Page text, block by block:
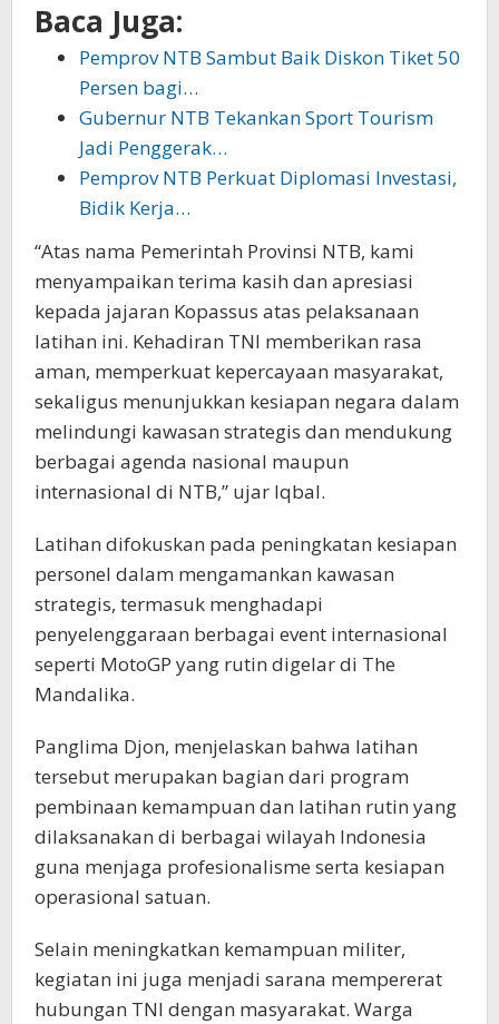
Baca Juga:
Pemprov NTB Sambut Baik Diskon Tiket 50
Persen bagi…
Gubernur NTB Tekankan Sport Tourism
Jadi Penggerak…
Pemprov NTB Perkuat Diplomasi Investasi,
Bidik Kerja…
“Atas nama Pemerintah Provinsi NTB, kami
menyampaikan terima kasih dan apresiasi
kepada jajaran Kopassus atas pelaksanaan
latihan ini. Kehadiran TNI memberikan rasa
aman, memperkuat kepercayaan masyarakat,
sekaligus menunjukkan kesiapan negara dalam
melindungi kawasan strategis dan mendukung
berbagai agenda nasional maupun
internasional di NTB,” ujar Iqbal.
Latihan difokuskan pada peningkatan kesiapan
personel dalam mengamankan kawasan
strategis, termasuk menghadapi
penyelenggaraan berbagai event internasional
seperti MotoGP yang rutin digelar di The
Mandalika.
Panglima Djon, menjelaskan bahwa latihan
tersebut merupakan bagian dari program
pembinaan kemampuan dan latihan rutin yang
dilaksanakan di berbagai wilayah Indonesia
guna menjaga profesionalisme serta kesiapan
operasional satuan.
Selain meningkatkan kemampuan militer,
kegiatan ini juga menjadi sarana mempererat
hubungan TNI dengan masyarakat. Warga